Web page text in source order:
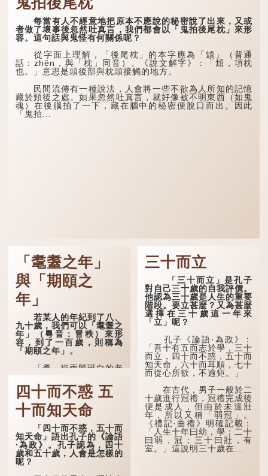
每當有人不經意地把原本不應說的秘密說了出來，又或
者做了壞事後忽然吐真言，我們都會以「鬼拍後尾枕」來形
容。這句話與鬼怪有何關係呢？
從字面上理解，「後尾枕」的本字應為「䪴」（普通
話：zhěn，與「枕」同音）。《說文解字》：「䪴，項枕
也。」意思是頭後部與枕頭接觸的地方。
民間流傳有一種說法，人會將一些不欲為人所知的記憶
藏於頸後之處。如果忽然吐真言，就好像被不明東西（如鬼
魂）在後腦拍了一下，藏在腦中的秘密便脫口而出。因此
「鬼拍...
「耄耋之年」
與「期頤之
年」
若某人的年紀到了八、
九十歲，我們可以「耄耋之
年」（粵音：冒秩）來形
容，到了一百歲，則稱為
「期頤之年」。
「耄」指兩鬢斑白的老
人家，亦含有思想紊亂的意
思；「耋」更有跌倒的意
思，也是用來形容老人家
的。
曹操《對酒歌》就曾寫
道：「耄耋皆得以壽終，恩
澤廣及草木昆蟲。」
到了一百歲呢？
四十而不惑 五
十而知天命
「四十而不惑，五十而
知天命」語出孔子的《論語
·為政》。孔子認為，四十
歲和五十歲，人會是怎樣的
呢？
三十而立
「三十而立」是孔子
對自己三十歲的自我評價。
他認為三十歲是人生的重要
階段。要立甚麼？又為甚麼
選擇在三十歲這一年來
「立」呢？
孔子《論語·為政》：
「吾十有五而志於學，三十
而立，四十而不惑，五十而
知天命，六十而耳順，七十
而從心所欲，不逾矩。」
在古代，男子一般於二
十歲進行冠禮，冠禮完成後
便是成人，但由於未達壯
年，所以又稱「弱冠」。
《禮記·曲禮》明確記載：
「人生十年曰幼，學；二十
曰弱，冠；三十曰壯，有
室。」這說明三十歲在...